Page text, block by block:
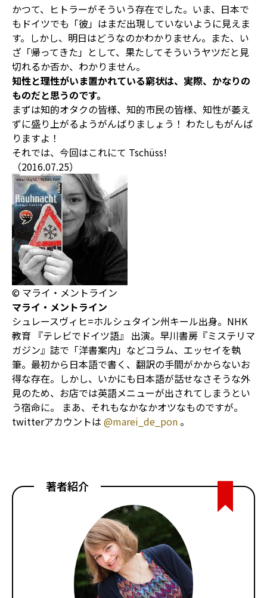
かつて、ヒトラーがそういう存在でした。いま、日本で
もドイツでも「彼」はまだ出現していないように見えま
す。しかし、明日はどうなのかわかりません。また、い
ざ「帰ってきた」として、果たしてそういうヤツだと見
切れるか否か、わかりません。
知性と理性がいま置かれている窮状は、実際、かなりの
ものだと思うのです。
まずは知的オタクの皆様、知的市民の皆様、知性が萎え
ずに盛り上がるようがんばりましょう！ わたしもがんば
りますよ！
それでは、今回はこれにて Tschüss!
（2016.07.25）
© マライ・メントライン
マライ・メントライン
シュレースヴィヒ=ホルシュタイン州キール出身。NHK
教育 『テレビでドイツ語』 出演。早川書房『ミステリマ
ガジン』誌で「洋書案内」などコラム、エッセイを執
筆。最初から日本語で書く、翻訳の手間がかからないお
得な存在。しかし、いかにも日本語が話せなさそうな外
見のため、お店では英語メニューが出されてしまうとい
う宿命に。 まあ、それもなかなかオツなものですが。
twitterアカウントは @marei_de_pon 。
著者紹介